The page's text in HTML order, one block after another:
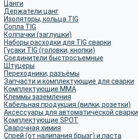
Цанги
Держатели цанг
Изоляторы, кольца TIG
Сопла TIG
Колпачки (заглушки)
Наборы расходки для TIG сварки
Гусаки TIG (головки, кнопки)
Соединители быстросъемные
Штуцеры
Переходники, разъёмы
Запчасти и комплектующие для сварки
Комплектующие ММА
Клеммы заземления
Кабельная продукция (вилки, розетки)
Аксессуары для автоматической сварки
Комплектующие SPOT
Сварочная химия
Спрей (от налипания брызг) и паста